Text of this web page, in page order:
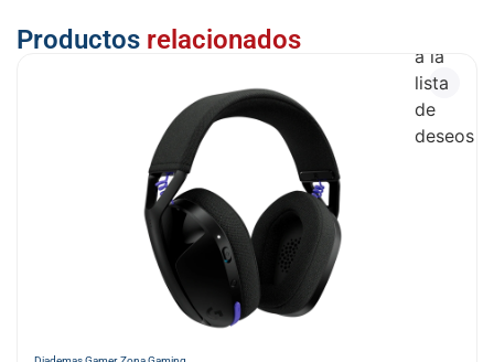
Productos relacionados
a la
lista
de
deseos